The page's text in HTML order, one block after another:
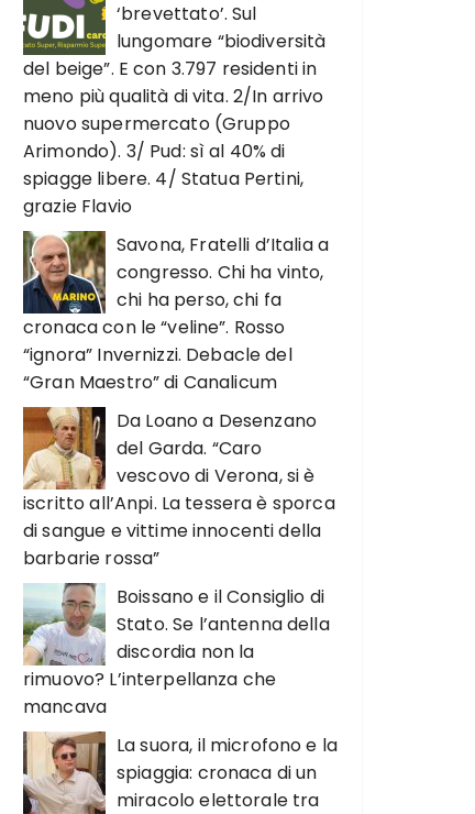
‘brevettato’. Sul
lungomare “biodiversità
del beige”. E con 3.797 residenti in
meno più qualità di vita. 2/In arrivo
nuovo supermercato (Gruppo
Arimondo). 3/ Pud: sì al 40% di
spiagge libere. 4/ Statua Pertini,
grazie Flavio
Savona, Fratelli d’Italia a
congresso. Chi ha vinto,
chi ha perso, chi fa
cronaca con le “veline”. Rosso
“ignora” Invernizzi. Debacle del
“Gran Maestro” di Canalicum
Da Loano a Desenzano
del Garda. “Caro
vescovo di Verona, si è
iscritto all’Anpi. La tessera è sporca
di sangue e vittime innocenti della
barbarie rossa”
Boissano e il Consiglio di
Stato. Se l’antenna della
discordia non la
rimuovo? L’interpellanza che
mancava
La suora, il microfono e la
spiaggia: cronaca di un
miracolo elettorale tra